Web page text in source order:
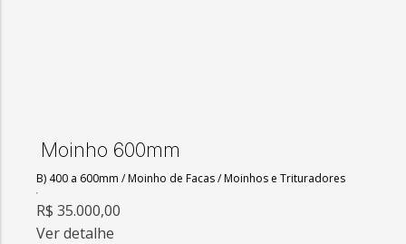
Moinho 600mm
B) 400 a 600mm /Moinho de Facas/Moinhos e Trituradores
R$ 35.000,00
Ver detalhe